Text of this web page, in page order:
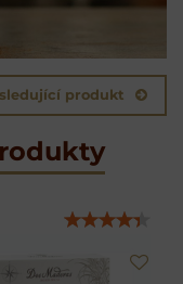
produkt